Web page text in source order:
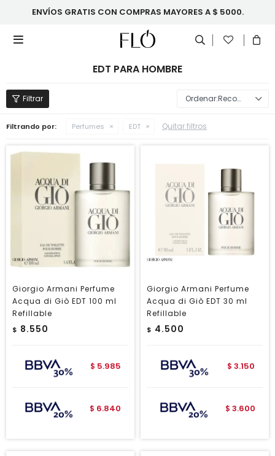
ENVÍOS GRATIS CON COMPRAS MAYORES A $ 5000.

EDT PARA HOMBRE
Recomendados
Filtrando por: Perfumes EDT Quitar filtros
Giorgio Armani Perfume
Acqua di Giò EDT 100 ml
Refillable
$ 8.550
$ 5.985
$ 6.840
Giorgio Armani Perfume
Acqua di Giò EDT 30 ml
Refillable
$ 4.500
$ 3.150
$ 3.600